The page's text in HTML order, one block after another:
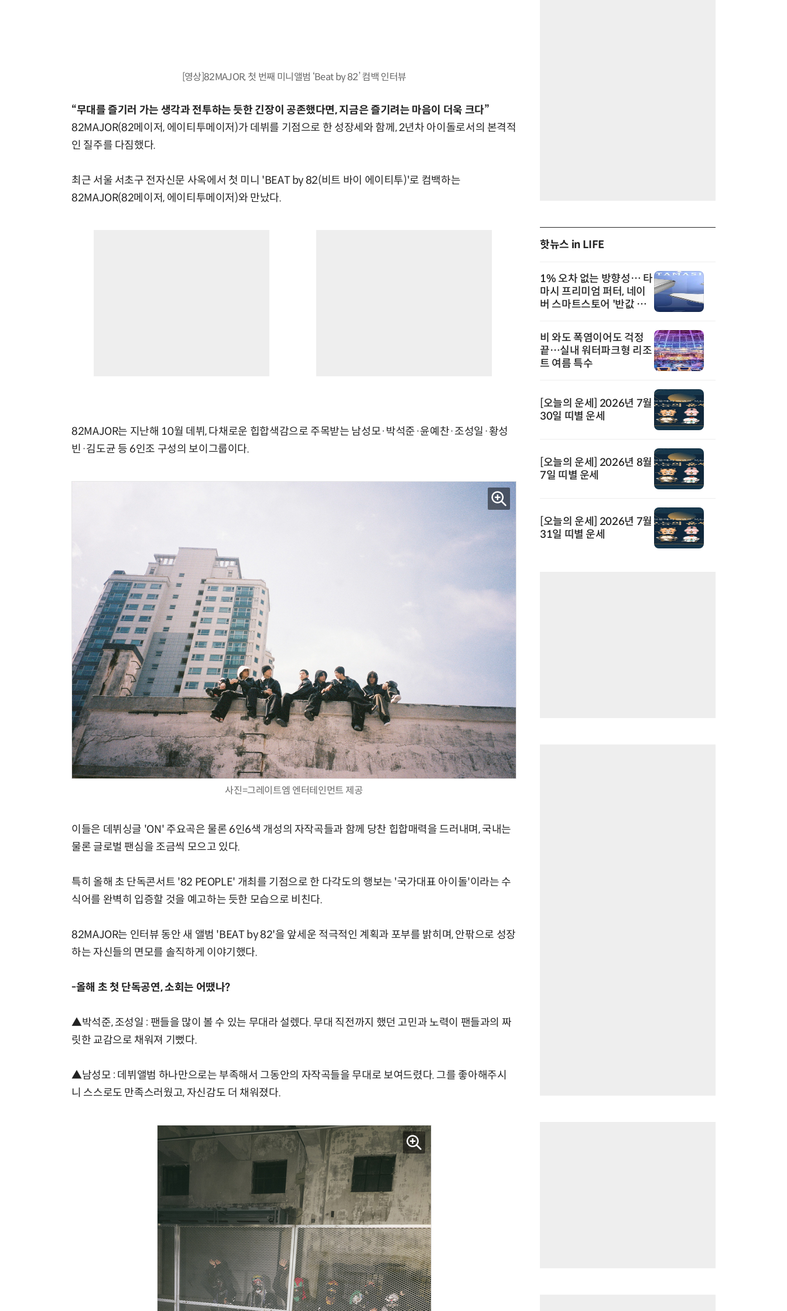
[영상]82MAJOR, 첫 번째 미니앨범 ‘Beat by 82’ 컴백 인터뷰
“무대를 즐기러 가는 생각과 전투하는 듯한 긴장이 공존했다면, 지금은 즐기려는 마음이 더욱 크다”
82MAJOR(82메이저, 에이티투메이저)가 데뷔를 기점으로 한 성장세와 함께, 2년차 아이돌로서의 본격적
인 질주를 다짐했다.
최근 서울 서초구 전자신문 사옥에서 첫 미니 'BEAT by 82(비트 바이 에이티투)'로 컴백하는
82MAJOR(82메이저, 에이티투메이저)와 만났다.
82MAJOR는 지난해 10월 데뷔, 다채로운 힙합색감으로 주목받는 남성모·박석준·윤예찬·조성일·황성
빈·김도균 등 6인조 구성의 보이그룹이다.
사진=그레이트엠 엔터테인먼트 제공
이들은 데뷔싱글 'ON' 주요곡은 물론 6인6색 개성의 자작곡들과 함께 당찬 힙합매력을 드러내며, 국내는
물론 글로벌 팬심을 조금씩 모으고 있다.
특히 올해 초 단독콘서트 '82 PEOPLE' 개최를 기점으로 한 다각도의 행보는 '국가대표 아이돌'이라는 수
식어를 완벽히 입증할 것을 예고하는 듯한 모습으로 비친다.
82MAJOR는 인터뷰 동안 새 앨범 'BEAT by 82'을 앞세운 적극적인 계획과 포부를 밝히며, 안팎으로 성장
하는 자신들의 면모를 솔직하게 이야기했다.
-올해 초 첫 단독공연, 소회는 어땠나?
▲박석준, 조성일 : 팬들을 많이 볼 수 있는 무대라 설렜다. 무대 직전까지 했던 고민과 노력이 팬들과의 짜
릿한 교감으로 채워져 기뻤다.
▲남성모 : 데뷔앨범 하나만으로는 부족해서 그동안의 자작곡들을 무대로 보여드렸다. 그를 좋아해주시
니 스스로도 만족스러웠고, 자신감도 더 채워졌다.
핫뉴스 in LIFE
1% 오차 없는 방향성… 타
마시 프리미엄 퍼터, 네이
버 스마트스토어 '반값 할
비 와도 폭염이어도 걱정
끝…실내 워터파크형 리조
트 여름 특수
[오늘의 운세] 2026년 7월
30일 띠별 운세
[오늘의 운세] 2026년 8월
7일 띠별 운세
[오늘의 운세] 2026년 7월
31일 띠별 운세